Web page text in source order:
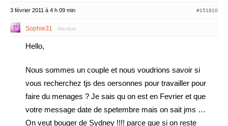
3 février 2011 à 4 h 09 min #151810
Sophie31 Membre
Hello,
Nous sommes un couple et nous voudrions savoir si
vous recherchez tjs des oersonnes pour travailler pour
faire du menages ? Je sais qu on est en Fevrier et que
votre message date de spetembre mais on sait jms …
On veut bouger de Sydney !!!! parce que si on reste